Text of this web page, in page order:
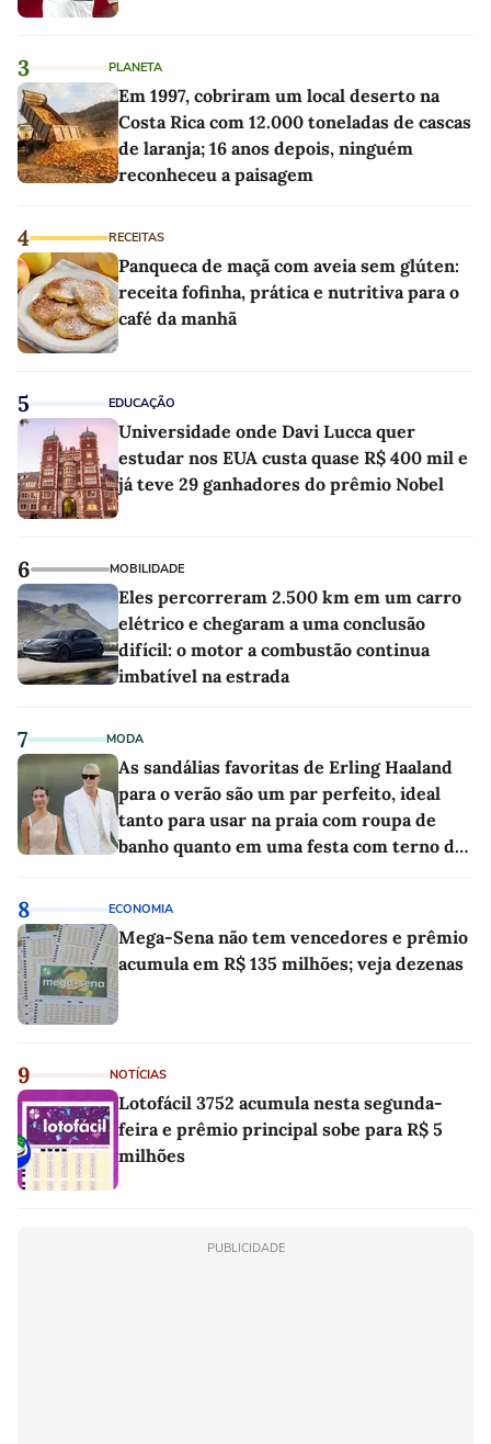
3 PLANETA
Em 1997, cobriram um local deserto na
Costa Rica com 12.000 toneladas de cascas
de laranja; 16 anos depois, ninguém
reconheceu a paisagem
4 RECEITAS
Panqueca de maçã com aveia sem glúten:
receita fofinha, prática e nutritiva para o
café da manhã
5 EDUCAÇÃO
Universidade onde Davi Lucca quer
estudar nos EUA custa quase R$ 400 mil e
já teve 29 ganhadores do prêmio Nobel
6 MOBILIDADE
Eles percorreram 2.500 km em um carro
elétrico e chegaram a uma conclusão
difícil: o motor a combustão continua
imbatível na estrada
7 MODA
As sandálias favoritas de Erling Haaland
para o verão são um par perfeito, ideal
tanto para usar na praia com roupa de
banho quanto em uma festa com terno de
8 ECONOMIA
Mega-Sena não tem vencedores e prêmio
acumula em R$ 135 milhões; veja dezenas
9 NOTÍCIAS
Lotofácil 3752 acumula nesta segunda-
feira e prêmio principal sobe para R$ 5
milhões
PUBLICIDADE